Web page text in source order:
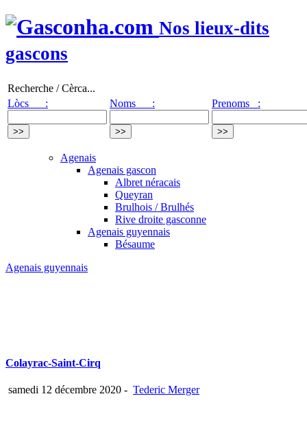
Nos lieux-dits
gascons
Recherche / Cèrca...
Lòcs :
Noms : Prenoms :
Agenais
Agenais gascon
Albret néracais
Queyran
Brulhois / Brulhés
Rive droite gasconne
Agenais guyennais
Bésaume
Agenais guyennais
Colayrac-Saint-Cirq
samedi 12 décembre 2020 - Tederic Merger